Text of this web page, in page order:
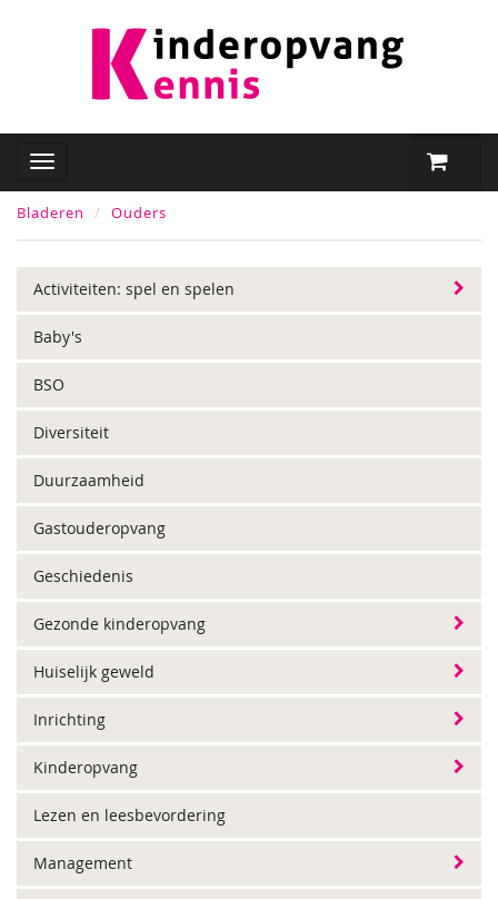
Bladeren Ouders
Activiteiten: spel en spelen
Baby's
BSO
Diversiteit
Duurzaamheid
Gastouderopvang
Geschiedenis
Gezonde kinderopvang
Huiselijk geweld
Inrichting
Kinderopvang
Lezen en leesbevordering
Management